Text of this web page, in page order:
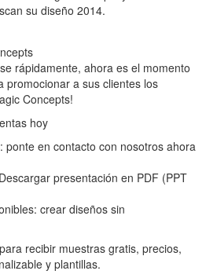
su diseño 2014.
rápidamente, ahora es el momento
promocionar a sus clientes los
Concepts!
hoy
ponte en contacto con nosotros ahora
presentación en PDF (PPT
crear diseños sin
recibir muestras gratis, precios,
y plantillas.